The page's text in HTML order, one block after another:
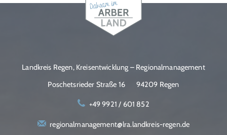
Landkreis Regen, Kreisentwicklung – Regionalmanagement
Poschetsrieder Straße 16
94209 Regen
+49 9921 / 601 852
regionalmanagement@lra.landkreis-regen.de